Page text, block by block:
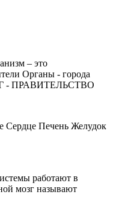
– это
Органы - города
- ПРАВИТЕЛЬСТВО
Сердце Печень Желудок
работают в
мозг называют